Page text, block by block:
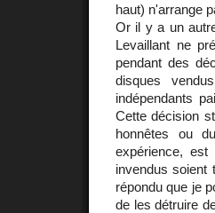
haut) n'arrange
Or il y a un
Levaillant ne
pendant des
disques
indépendants
Cette décision
honnêtes ou
expérience,
invendus
répondu que je
de les détruire